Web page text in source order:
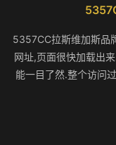
5357CC拉斯维加斯品
网址,页面很快加载出
能一目了然.整个访问